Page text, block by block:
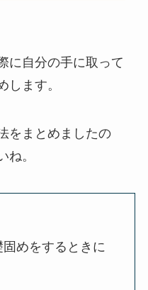
に自分の手に取って
します。
をまとめましたの
ね。
めをするときに